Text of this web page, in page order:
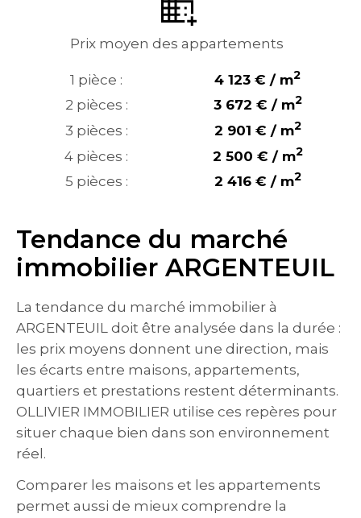
Prix moyen des appartements
1 pièce : 4 123 € / m2
2 pièces : 3 672 € / m2
3 pièces : 2 901 € / m2
4 pièces : 2 500 € / m2
5 pièces : 2 416 € / m2
Tendance du marché
immobilier ARGENTEUIL
La tendance du marché immobilier à
ARGENTEUIL doit être analysée dans la durée :
les prix moyens donnent une direction, mais
les écarts entre maisons, appartements,
quartiers et prestations restent déterminants.
OLLIVIER IMMOBILIER utilise ces repères pour
situer chaque bien dans son environnement
réel.
Comparer les maisons et les appartements
permet aussi de mieux comprendre la